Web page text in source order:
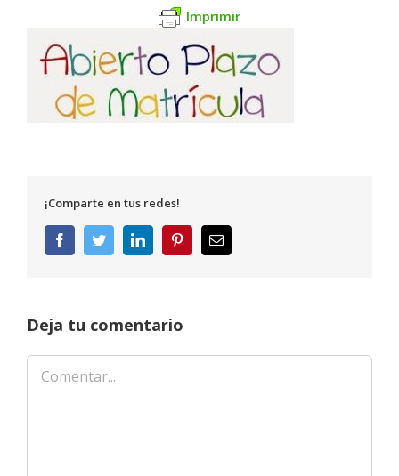
Imprimir
¡Comparte en tus redes!
FacebookTwitterLinkedInPinterestCorreo
electrónico
Deja tu comentario
Comentar